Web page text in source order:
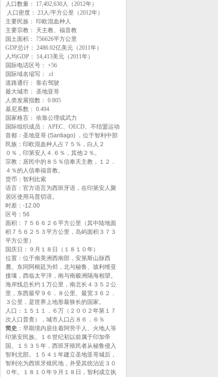
人口数量： 17,402,630人（2012年）
人口密度： 23人/平方公里（2012年）
主要民族： 印欧混血种人
主要宗教： 天主教、福音教
国土面积： 756626平方公里
GDP总计： 2486.02亿美元（2011年）
人均GDP： 14,413美元（2011年）
国际电话区号： +56
国际域名缩写： .cl
道路通行： 靠右驾驶
最大城市： 圣地亚哥
人类发展指数： 0.805
基尼系数： 0.494
国家格言： 依靠公理或武力
国际组织成员： APEC、OECD、不结盟运动
首都：圣地亚哥 (Santiago) ，位于智利中部
民族：印欧混血种人占７５％，白人２
０％，印第安人４.６％，其他２％。
宗教：居民中的８５％信奉天主教，１２．
４％的人信奉福音教。
货币：智利比索
语言：官方语言为西班牙语，在印第安人聚
居区使用马普切语。
时差：-12.00
区号：56
面积：７５６６２６平方公里（其中陆地面
积７５６２５３平方公里，岛屿面积３７３
平方公里）
国庆日：９月１８日（１８１０年）
位置：位于南美洲西南部，安第斯山脉西
麓。东同阿根廷为邻，北与秘鲁、玻利维亚
接壤，西临太平洋，南与南极洲隔海相望。
海岸线总长约１万公里，南北长４３５２公
里，东西最窄９６．８公里、最宽３６２．
３公里，是世界上地形最狭长的国家。
人口：１５１１．６万（２００２年第１７
次人口普查），城市人口占８６．６％
简史 ：早期境内居住着阿劳干人、火地人等
印第安民族。１６世纪初以前属于印加帝
国。１５３５年，西班牙殖民者从秘鲁侵入
智利北部。１５４１年建立圣地亚哥城后，
智利沦为西班牙殖民地，并受其统治近３０
０年。１８１０年９月１８日，智利成立执